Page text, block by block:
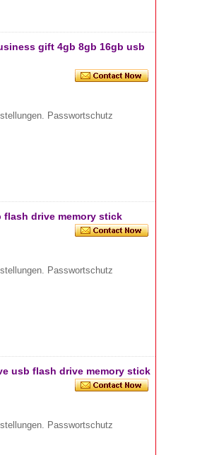
gift 4gb 8gb 16gb usb
Passwortschutz
drive memory stick
Passwortschutz
usb flash drive memory stick
Passwortschutz